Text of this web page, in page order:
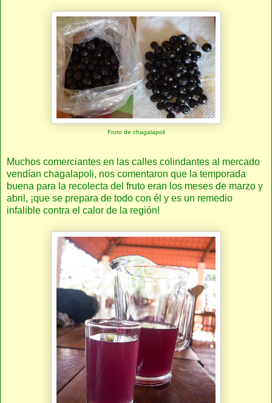
Fruto de chagalapoli
Muchos comerciantes en las calles colindantes al mercado
vendían chagalapoli, nos comentaron que la temporada
buena para la recolecta del fruto eran los meses de marzo y
abril, ¡que se prepara de todo con él y es un remedio
infalible contra el calor de la región!